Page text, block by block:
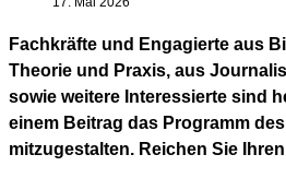
Fachkräfte und Engagierte aus
Theorie und Praxis, aus
sowie weitere Interessierte sind
einem Beitrag das Programm
mitzugestalten. Reichen Sie